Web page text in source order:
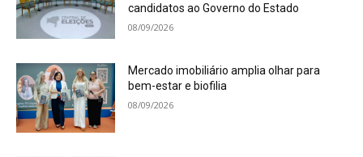
candidatos ao Governo do Estado
08/09/2026
Mercado imobiliário amplia olhar para
bem-estar e biofilia
08/09/2026